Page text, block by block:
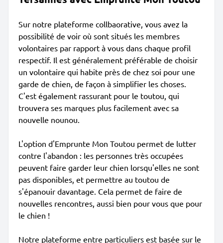
Sur notre plateforme collbaorative, vous avez la
possibilité de voir où sont situés les membres
volontaires par rapport à vous dans chaque profil
respectif. Il est généralement préférable de choisir
un volontaire qui habite près de chez soi pour une
garde de chien, de façon à simplifier les choses.
C'est également rassurant pour le toutou, qui
trouvera ses marques plus facilement avec sa
nouvelle nounou.
L'option d'Emprunte Mon Toutou permet de lutter
contre l'abandon : les personnes très occupées
peuvent faire garder leur chien lorsqu'elles ne sont
pas disponibles, et permettre au toutou de
s'épanouir davantage. Cela permet de faire de
nouvelles rencontres, aussi bien pour vous que pour
le chien !
Notre plateforme entre particuliers est basée sur le